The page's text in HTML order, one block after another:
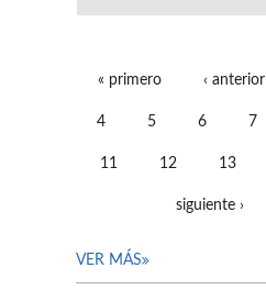
« primero ‹ anterior
4 5 6 7
11 12 13
siguiente ›
VER MÁS